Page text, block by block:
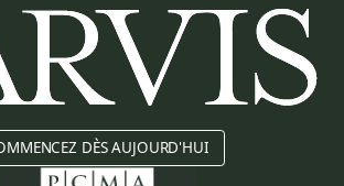
DÈS AUJOURD'HUI